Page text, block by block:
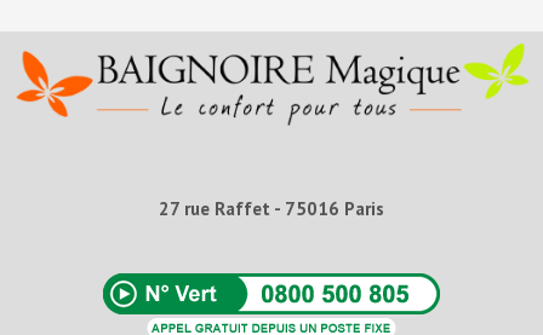
27 rue Raffet - 75016 Paris